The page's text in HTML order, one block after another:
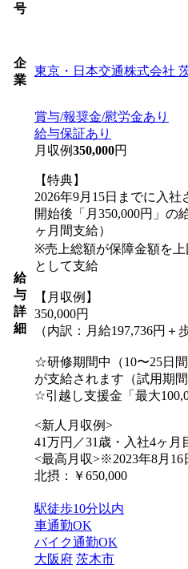
号
企
業
東京・日本交通株式会社
給
与
詳
細
賞与/報奨金/慰労金あり
給与保証あり
月収例350,000円
【特典】
2026年9月15日までに入
開始後「月350,000円」の
ヶ月間支給）
※売上総額が保障金額を
として支給
【月収例】
350,000円
（内訳：月給197,736円＋
☆研修期間中（10〜25日間
が支給されます（試用期間
☆引越し支援金「最大
<新人月収例>
41万円／31歳・入社4ヶ月
<最高月収>※2023年8月16
北摂：￥650,000
駅徒歩10分以内
車通勤OK
バイク通勤OK
大阪府 茨木市